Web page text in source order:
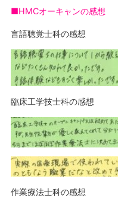
■HMCオーキャンの感想
言語聴覚士科の感想
臨床工学技士科の感想
作業療法士科の感想